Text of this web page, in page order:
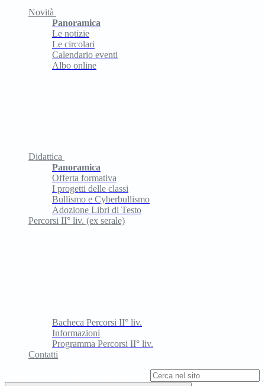
Novità
Panoramica
Le notizie
Le circolari
Calendario eventi
Albo online
Didattica
Panoramica
Offerta formativa
I progetti delle classi
Bullismo e Cyberbullismo
Adozione Libri di Testo
Percorsi II° liv. (ex serale)
Bacheca Percorsi II° liv.
Informazioni
Programma Percorsi II° liv.
Contatti